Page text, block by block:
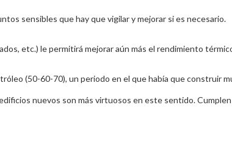
sensibles que hay que vigilar y mejorar si es necesario.
etc.) le permitirá mejorar aún más el rendimiento
(50-60-70), un periodo en el que había que construir
nuevos son más virtuosos en este sentido. Cumplen